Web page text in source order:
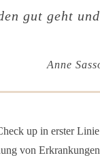
gut geht
Anne
up in erster
von